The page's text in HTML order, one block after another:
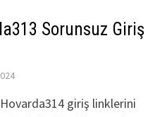
Sorunsuz Giriş
giriş linklerini